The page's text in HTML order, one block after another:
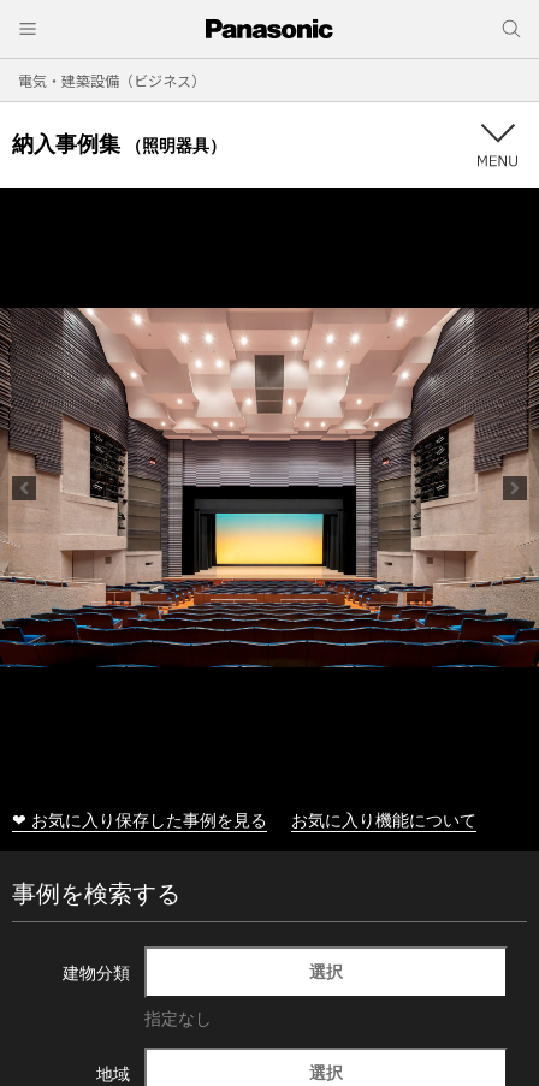
電気・建築設備（ビジネス）
納入事例集 （照明器具）
❤ お気に入り保存した事例を見る お気に入り機能について
事例を検索する
建物分類 選択
指定なし
地域 選択